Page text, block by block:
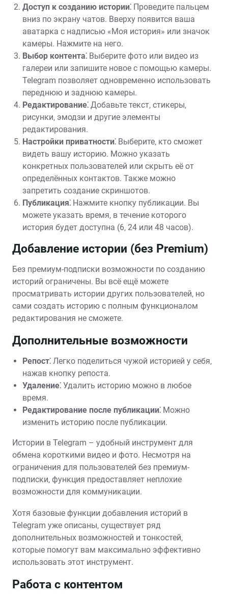
Доступ к созданию истории⁚ Проведите пальцем
вниз по экрану чатов. Вверху появится ваша
аватарка с надписью «Моя история» или значок
камеры. Нажмите на него.
Выбор контента⁚ Выберите фото или видео из
галереи или запишите новое с помощью камеры.
Telegram позволяет одновременно использовать
переднюю и заднюю камеры.
Редактирование⁚ Добавьте текст‚ стикеры‚
рисунки‚ эмодзи и другие элементы
редактирования.
Настройки приватности⁚ Выберите‚ кто сможет
видеть вашу историю. Можно указать
конкретных пользователей или скрыть её от
определённых контактов. Также можно
запретить создание скриншотов.
Публикация⁚ Нажмите кнопку публикации. Вы
можете указать время‚ в течение которого
история будет доступна (6‚ 24 или 48 часов).
Добавление истории (без Premium)
Без премиум-подписки возможности по созданию
историй ограничены. Вы всё ещё можете
просматривать истории других пользователей‚ но
сами создать историю с полным функционалом
редактирования не сможете.
Дополнительные возможности
Репост⁚ Легко поделиться чужой историей у себя‚
нажав кнопку репоста.
Удаление⁚ Удалить историю можно в любое
время.
Редактирование после публикации⁚ Можно
изменить историю после публикации.
Истории в Telegram – удобный инструмент для
обмена короткими видео и фото. Несмотря на
ограничения для пользователей без премиум-
подписки‚ функция предоставляет неплохие
возможности для коммуникации.
Хотя базовые функции добавления историй в
Telegram уже описаны‚ существует ряд
дополнительных возможностей и тонкостей‚
которые помогут вам максимально эффективно
использовать этот инструмент.
Работа с контентом